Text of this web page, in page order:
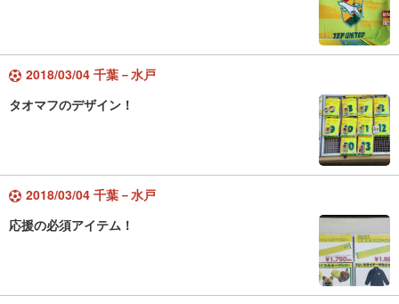
2018/03/04 千葉－水戸
タオマフのデザイン！
2018/03/04 千葉－水戸
応援の必須アイテム！